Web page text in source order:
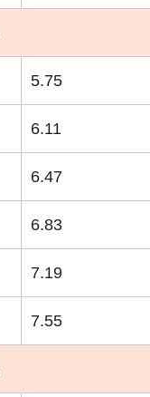
5.75
6.11
6.47
6.83
7.19
7.55